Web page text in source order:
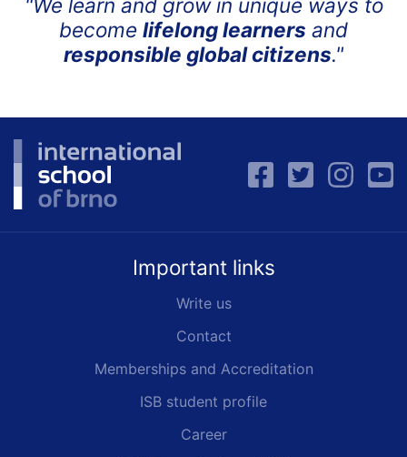
"We learn and grow in unique ways to
become lifelong learners and
responsible global citizens."
Important links
Write us
Contact
Memberships and Accreditation
ISB student profile
Career